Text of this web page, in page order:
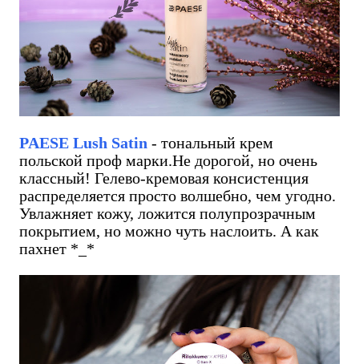
PAESE Lush Satin - тональный крем
польской проф марки.Не дорогой, но очень
классный! Гелево-кремовая консистенция
распределяется просто волшебно, чем угодно.
Увлажняет кожу, ложится полупрозрачным
покрытием, но можно чуть наслоить. А как
пахнет *_*